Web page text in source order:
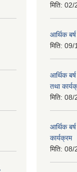
मिति: 02/
आर्थिक
मिति: 09/
आर्थिक
तथा
मिति: 08/
आर्थिक
कार्यक्रम
मिति: 08/